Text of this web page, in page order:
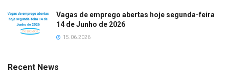
Vagas de emprego abertas hoje segunda-feira
14 de Junho de 2026
15.06.2026
Recent News